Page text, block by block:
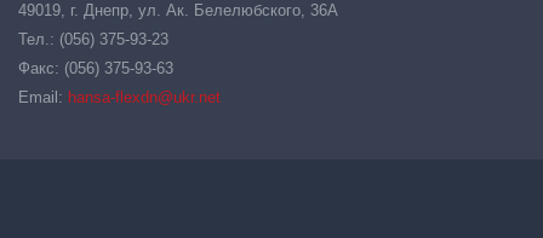
49019, г. Днепр, ул. Ак. Белелюбского, 36А
Тел.: (056) 375-93-23
Факс: (056) 375-93-63
Email: hansa-flexdn@ukr.net